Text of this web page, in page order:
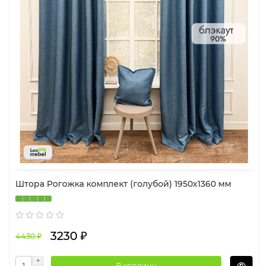
Штора Рогожка комплект (голубой) 1950х1360 мм
4430 ₽ 3230 ₽